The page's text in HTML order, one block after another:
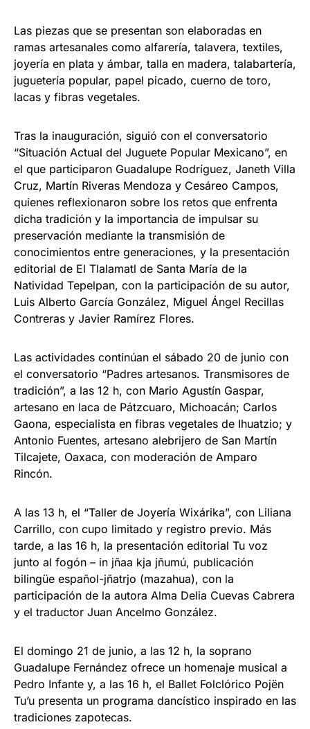
Las piezas que se presentan son elaboradas en
ramas artesanales como alfarería, talavera, textiles,
joyería en plata y ámbar, talla en madera, talabartería,
juguetería popular, papel picado, cuerno de toro,
lacas y fibras vegetales.
Tras la inauguración, siguió con el conversatorio
“Situación Actual del Juguete Popular Mexicano”, en
el que participaron Guadalupe Rodríguez, Janeth Villa
Cruz, Martín Riveras Mendoza y Cesáreo Campos,
quienes reflexionaron sobre los retos que enfrenta
dicha tradición y la importancia de impulsar su
preservación mediante la transmisión de
conocimientos entre generaciones, y la presentación
editorial de El Tlalamatl de Santa María de la
Natividad Tepelpan, con la participación de su autor,
Luis Alberto García González, Miguel Ángel Recillas
Contreras y Javier Ramírez Flores.
Las actividades continúan el sábado 20 de junio con
el conversatorio “Padres artesanos. Transmisores de
tradición”, a las 12 h, con Mario Agustín Gaspar,
artesano en laca de Pátzcuaro, Michoacán; Carlos
Gaona, especialista en fibras vegetales de Ihuatzio; y
Antonio Fuentes, artesano alebrijero de San Martín
Tilcajete, Oaxaca, con moderación de Amparo
Rincón.
A las 13 h, el “Taller de Joyería Wixárika”, con Liliana
Carrillo, con cupo limitado y registro previo. Más
tarde, a las 16 h, la presentación editorial Tu voz
junto al fogón – in jñaa kja jñumú, publicación
bilingüe español-jñatrjo (mazahua), con la
participación de la autora Alma Delia Cuevas Cabrera
y el traductor Juan Ancelmo González.
El domingo 21 de junio, a las 12 h, la soprano
Guadalupe Fernández ofrece un homenaje musical a
Pedro Infante y, a las 16 h, el Ballet Folclórico Pojën
Tu’u presenta un programa dancístico inspirado en las
tradiciones zapotecas.